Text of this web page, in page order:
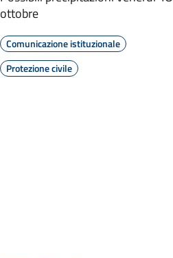
ottobre
Comunicazione istituzionale
Protezione civile